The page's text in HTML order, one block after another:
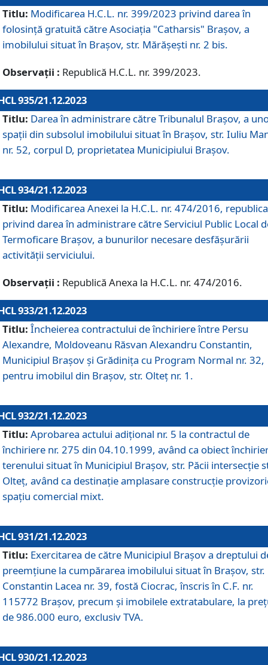
Titlu: Modificarea H.C.L. nr. 399/2023 privind darea în
folosinţă gratuită către Asociaţia "Catharsis" Brașov, a
imobilului situat în Braşov, str. Mărăşeşti nr. 2 bis.
Observații : Republică H.C.L. nr. 399/2023.
935/21.12.2023
Titlu: Darea în administrare către Tribunalul Brașov, a
spații din subsolul imobilului situat în Brașov, str. Iuliu
nr. 52, corpul D, proprietatea Municipiului Brașov.
934/21.12.2023
Titlu: Modificarea Anexei la H.C.L. nr. 474/2016,
privind darea în administrare către Serviciul Public Local
Termoficare Braşov, a bunurilor necesare desfăşurării
activităţii serviciului.
Observații : Republică Anexa la H.C.L. nr. 474/2016.
933/21.12.2023
Titlu: Încheierea contractului de închiriere între Persu
Alexandre, Moldoveanu Răsvan Alexandru Constantin,
Municipiul Braşov şi Grădinița cu Program Normal nr. 32,
pentru imobilul din Brașov, str. Olteț nr. 1.
932/21.12.2023
Titlu: Aprobarea actului adițional nr. 5 la contractul de
închiriere nr. 275 din 04.10.1999, având ca obiect
terenului situat în Municipiul Brașov, str. Păcii intersecție
Olteț, având ca destinație amplasare construcție
spațiu comercial mixt.
931/21.12.2023
Titlu: Exercitarea de către Municipiul Brașov a dreptului
preemțiune la cumpărarea imobilului situat în Brașov, str.
Constantin Lacea nr. 39, fostă Ciocrac, înscris în C.F. nr.
115772 Brașov, precum și imobilele extratabulare, la
de 986.000 euro, exclusiv TVA.
930/21.12.2023